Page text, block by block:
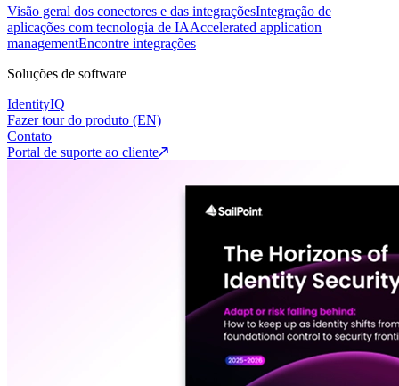
Visão geral dos conectores e das integraçõesIntegração de
aplicações com tecnologia de IAAccelerated application
managementEncontre integrações
Soluções de software
IdentityIQ
Fazer tour do produto (EN)
Contato
Portal de suporte ao cliente